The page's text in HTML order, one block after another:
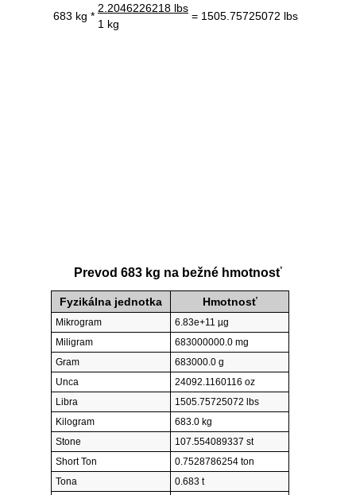
683 kg *
2.2046226218 lbs
= 1505.75725072 lbs
1 kg
Prevod 683 kg na bežné hmotnosť
Fyzikálna jednotka Hmotnosť
Mikrogram
6.83e+11 µg
Miligram
683000000.0 mg
Gram
683000.0 g
Unca
24092.1160116 oz
Libra
1505.75725072 lbs
Kilogram
683.0 kg
Stone
107.554089337 st
Short Ton
0.7528786254 ton
Tona
0.683 t